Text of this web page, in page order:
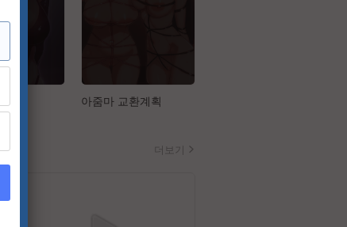
아줌마 교환계획
더보기